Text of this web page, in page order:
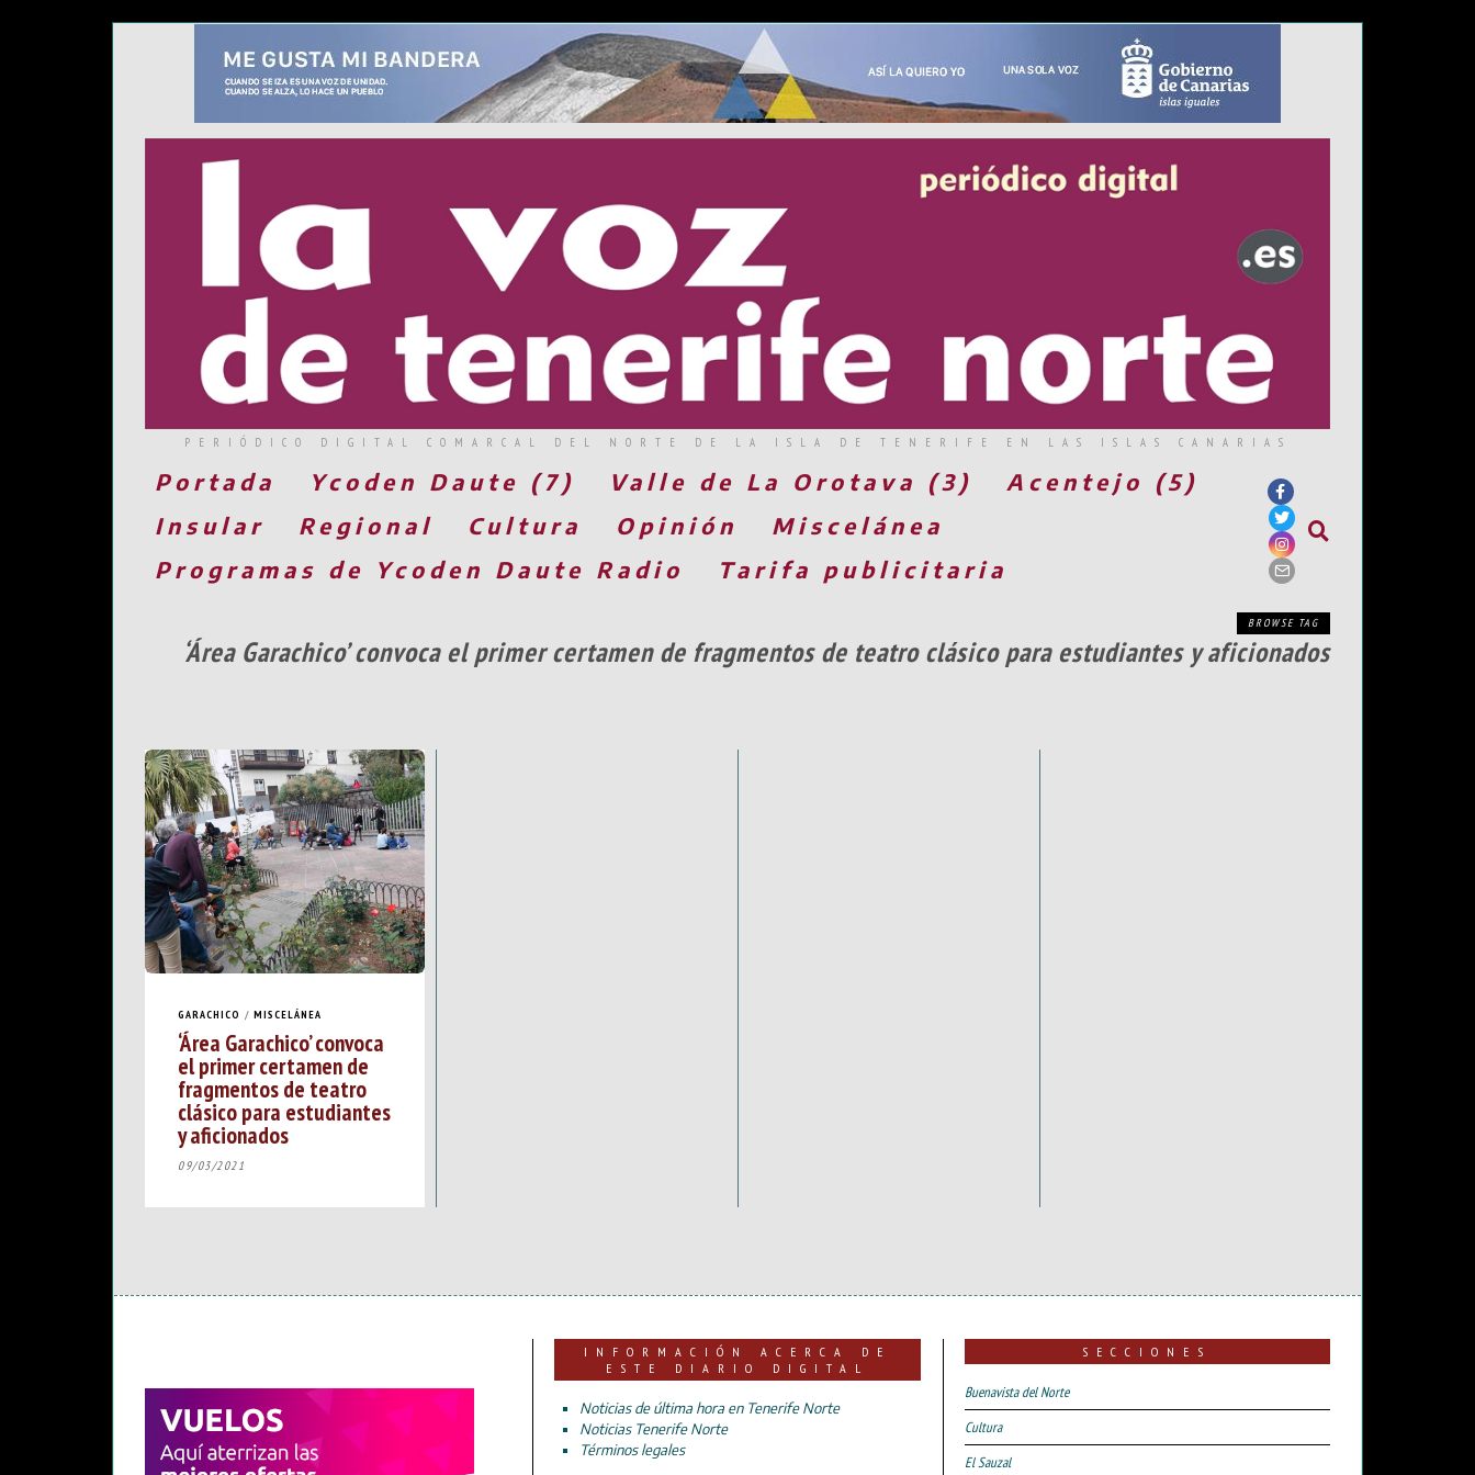
PERIÓDICO DIGITAL COMARCAL DEL NORTE DE LA ISLA DE TENERIFE EN LAS ISLAS CANARIAS
Portada Ycoden Daute (7) Valle de La Orotava (3)
Acentejo (5)
Insular
Regional Cultura Opinión
Miscelánea
Programas de Ycoden Daute Radio
Tarifa publicitaria
BROWSE TAG
‘Área Garachico’ convoca el primer certamen de fragmentos de teatro clásico para estudiantes y aficionados
GARACHICO / MISCELÁNEA
‘Área Garachico’ convoca
el primer certamen de
fragmentos de teatro
clásico para estudiantes
y aficionados
09/03/2021
INFORMACIÓN ACERCA DE
ESTE DIARIO DIGITAL
Noticias de última hora en Tenerife Norte
Noticias Tenerife Norte
Términos legales
SECCIONES
Buenavista del Norte
Cultura
El Sauzal